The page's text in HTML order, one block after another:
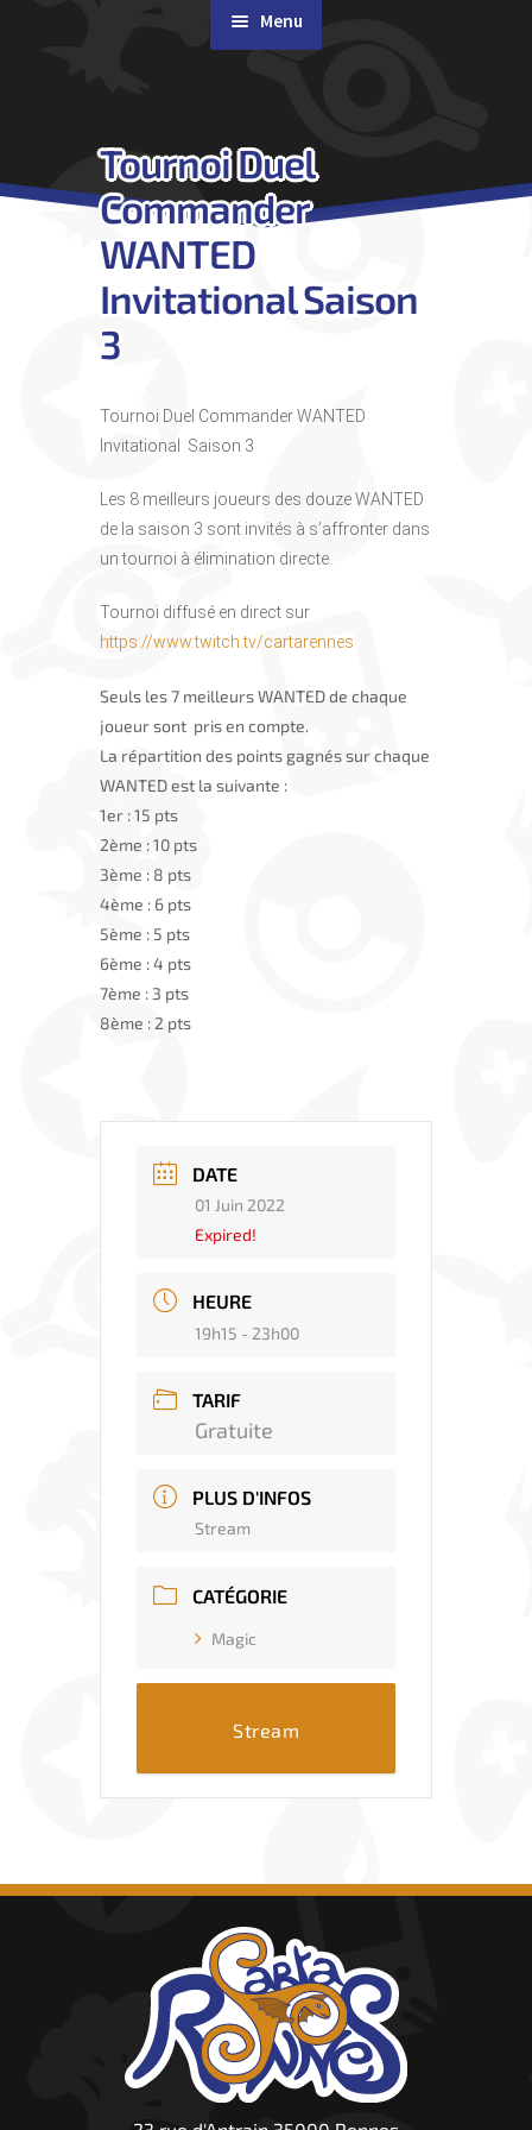
Menu
Agenda
Contact & Accès
Tournoi Duel
Commander
WANTED
Invitational Saison
3
Tournoi Duel Commander WANTED
Invitational Saison 3
Les 8 meilleurs joueurs des douze WANTED
de la saison 3 sont invités à s’affronter dans
un tournoi à élimination directe.
Tournoi diffusé en direct sur
https://www.twitch.tv/cartarennes
Seuls les 7 meilleurs WANTED de chaque
joueur sont pris en compte.
La répartition des points gagnés sur chaque
WANTED est la suivante :
1er : 15 pts
2ème : 10 pts
3ème : 8 pts
4ème : 6 pts
5ème : 5 pts
6ème : 4 pts
7ème : 3 pts
8ème : 2 pts
DATE
01 Juin 2022
Expired!
HEURE
19h15 - 23h00
TARIF
Gratuite
PLUS D'INFOS
Stream
CATÉGORIE
Magic
Stream